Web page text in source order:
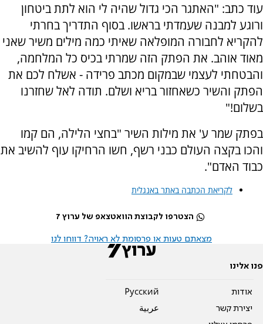
עוד כתב: "האתגר הכי גדול שהיה לי הוא לתת ביטחון
ורוגע למבנה שעמדתי בראשו. בסוף התדריך בחרתי
להקריא לחבורה המופלאה שאיתי כמה מילים משיר שאני
מאוד אוהב. את הפתק הזה שמרתי בכיס כל המלחמה,
והבטחתי לעצמי שבמקום מכתב פרידה - אשלח לכם את
הפתק והשיר כשאחזור בריא ושלם. תודה לאל שחזרנו
בשלום!"
בפתק שמר ע' את מילות השיר "בחצי הלילה, הם קמו
והכו בקצה העולם כבני רשף, חשו הרחיקו עוף להשיב את
כבוד האדם".
לקריאת הכתבה באתר באנגלית
הצטרפו לקבוצת הוואטצאפ של ערוץ 7
מצאתם טעות או פרסומת לא ראויה? דווחו לנו
פנו אלינו
אודות
יצירת קשר
Pусский
عربية